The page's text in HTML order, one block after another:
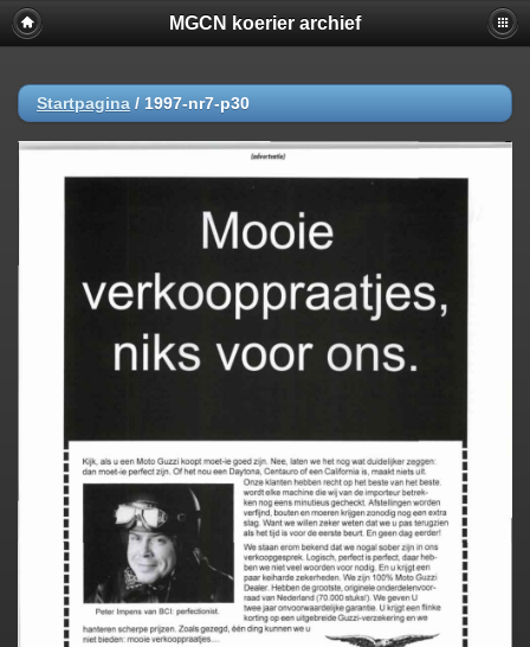
MGCN koerier archief
Startpagina / 1997-nr7-p30